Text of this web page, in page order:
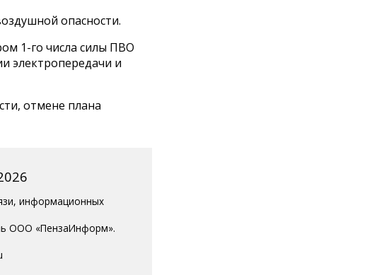
опасности.
1-го числа силы ПВО
электропередачи и
отмене плана
информационных
ООО «ПензаИнформ».